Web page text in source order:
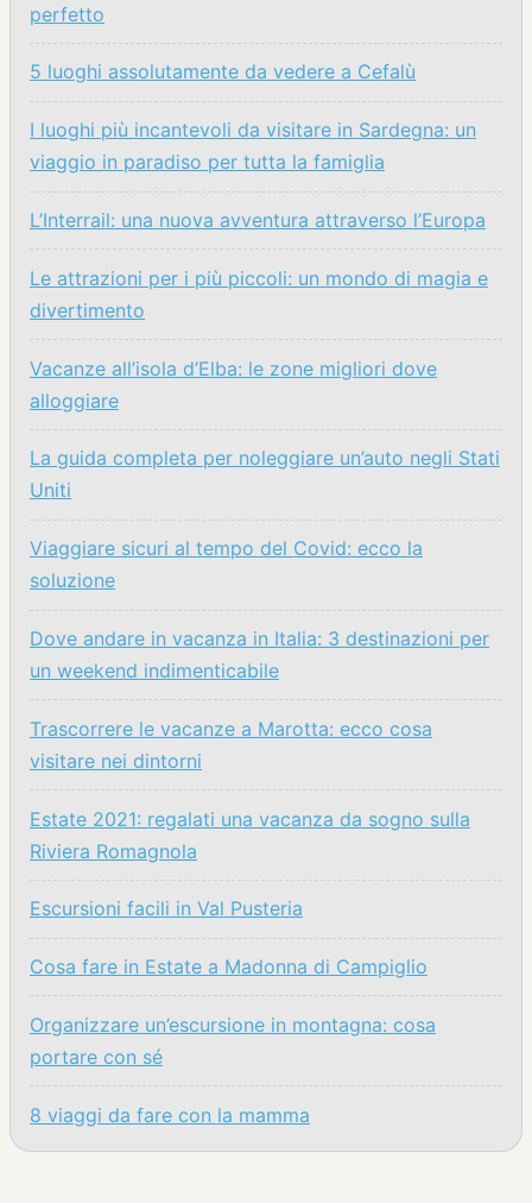
perfetto
5 luoghi assolutamente da vedere a Cefalù
I luoghi più incantevoli da visitare in Sardegna: un
viaggio in paradiso per tutta la famiglia
L’Interrail: una nuova avventura attraverso l’Europa
Le attrazioni per i più piccoli: un mondo di magia e
divertimento
Vacanze all’isola d’Elba: le zone migliori dove
alloggiare
La guida completa per noleggiare un’auto negli Stati
Uniti
Viaggiare sicuri al tempo del Covid: ecco la
soluzione
Dove andare in vacanza in Italia: 3 destinazioni per
un weekend indimenticabile
Trascorrere le vacanze a Marotta: ecco cosa
visitare nei dintorni
Estate 2021: regalati una vacanza da sogno sulla
Riviera Romagnola
Escursioni facili in Val Pusteria
Cosa fare in Estate a Madonna di Campiglio
Organizzare un’escursione in montagna: cosa
portare con sé
8 viaggi da fare con la mamma